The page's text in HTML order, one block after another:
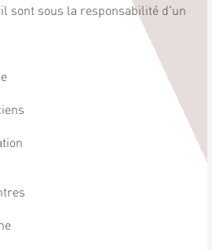
sont sous la responsabilité d'un